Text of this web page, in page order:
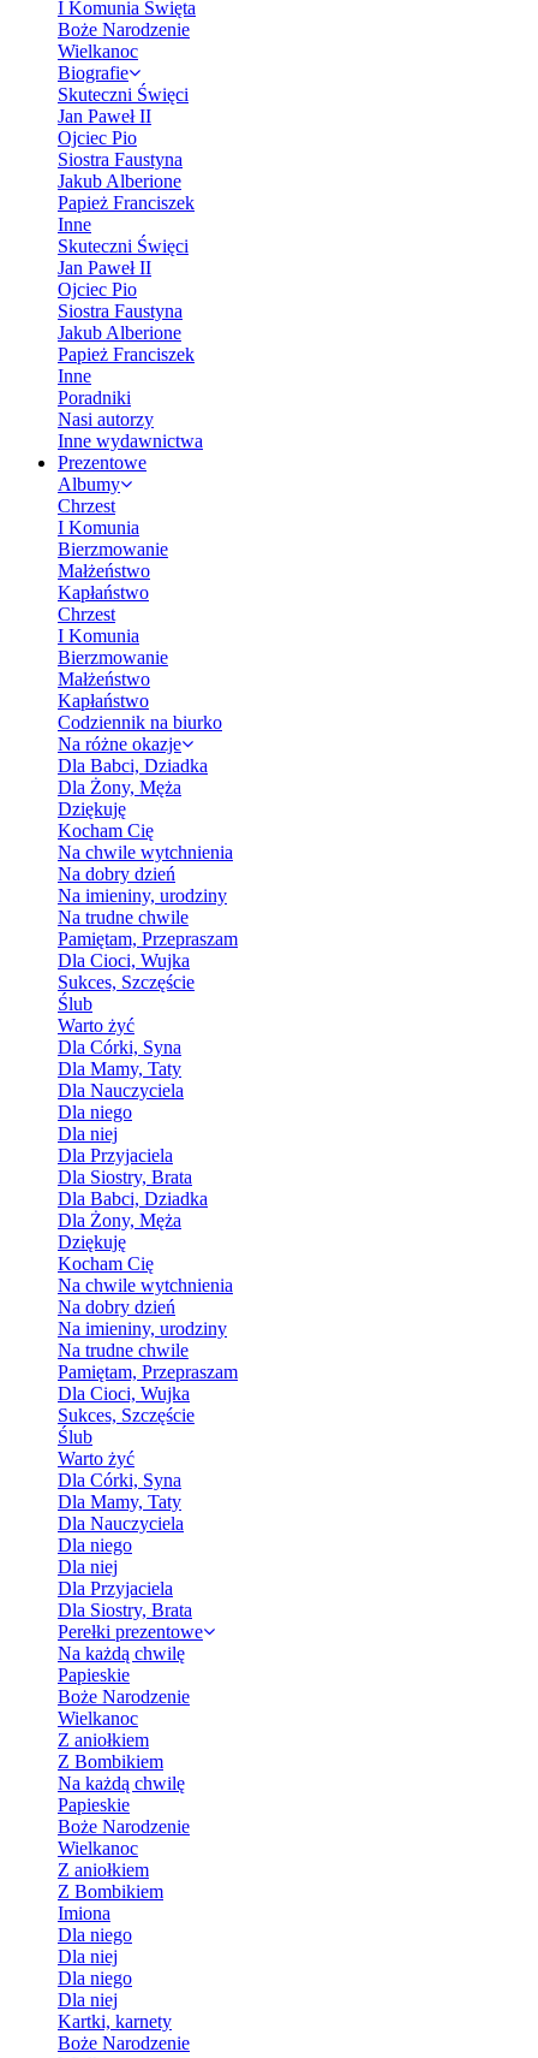
I Komunia Święta
Boże Narodzenie
Wielkanoc
Biografie
Skuteczni Święci
Jan Paweł II
Ojciec Pio
Siostra Faustyna
Jakub Alberione
Papież Franciszek
Inne
Skuteczni Święci
Jan Paweł II
Ojciec Pio
Siostra Faustyna
Jakub Alberione
Papież Franciszek
Inne
Poradniki
Nasi autorzy
Inne wydawnictwa
Prezentowe
Albumy
Chrzest
I Komunia
Bierzmowanie
Małżeństwo
Kapłaństwo
Chrzest
I Komunia
Bierzmowanie
Małżeństwo
Kapłaństwo
Codziennik na biurko
Na różne okazje
Dla Babci, Dziadka
Dla Żony, Męża
Dziękuję
Kocham Cię
Na chwile wytchnienia
Na dobry dzień
Na imieniny, urodziny
Na trudne chwile
Pamiętam, Przepraszam
Dla Cioci, Wujka
Sukces, Szczęście
Ślub
Warto żyć
Dla Córki, Syna
Dla Mamy, Taty
Dla Nauczyciela
Dla niego
Dla niej
Dla Przyjaciela
Dla Siostry, Brata
Dla Babci, Dziadka
Dla Żony, Męża
Dziękuję
Kocham Cię
Na chwile wytchnienia
Na dobry dzień
Na imieniny, urodziny
Na trudne chwile
Pamiętam, Przepraszam
Dla Cioci, Wujka
Sukces, Szczęście
Ślub
Warto żyć
Dla Córki, Syna
Dla Mamy, Taty
Dla Nauczyciela
Dla niego
Dla niej
Dla Przyjaciela
Dla Siostry, Brata
Perełki prezentowe
Na każdą chwilę
Papieskie
Boże Narodzenie
Wielkanoc
Z aniołkiem
Z Bombikiem
Na każdą chwilę
Papieskie
Boże Narodzenie
Wielkanoc
Z aniołkiem
Z Bombikiem
Imiona
Dla niego
Dla niej
Dla niego
Dla niej
Kartki, karnety
Boże Narodzenie